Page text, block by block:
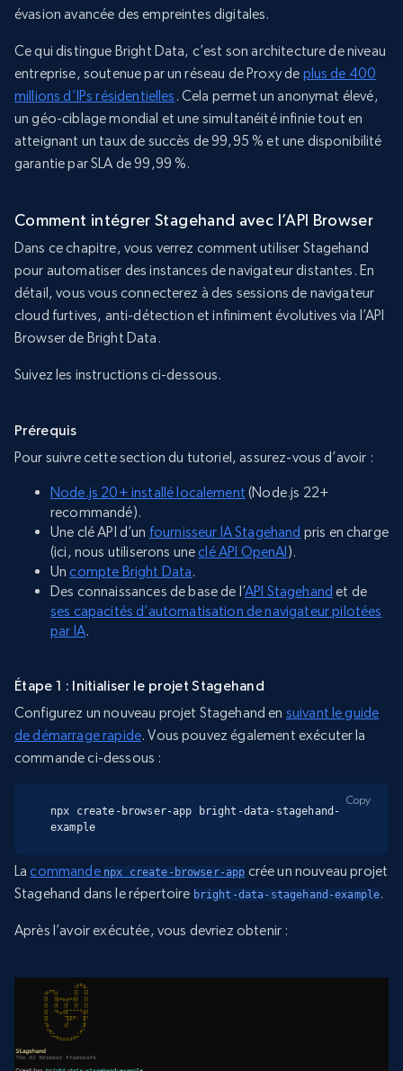
évasion avancée des empreintes digitales.
Ce qui distingue Bright Data, c’est son architecture de niveau
entreprise, soutenue par un réseau de Proxy de plus de 400
millions d’IPs résidentielles . Cela permet un anonymat élevé,
un géo-ciblage mondial et une simultanéité infinie tout en
atteignant un taux de succès de 99,95 % et une disponibilité
garantie par SLA de 99,99 %.
Comment intégrer Stagehand avec l’API Browser
Dans ce chapitre, vous verrez comment utiliser Stagehand
pour automatiser des instances de navigateur distantes. En
détail, vous vous connecterez à des sessions de navigateur
cloud furtives, anti-détection et infiniment évolutives via l’API
Browser de Bright Data.
Suivez les instructions ci-dessous.
Prérequis
Pour suivre cette section du tutoriel, assurez-vous d’avoir :
Node.js 20+ installé localement (Node.js 22+
recommandé).
Une clé API d’un fournisseur IA Stagehand pris en charge
(ici, nous utiliserons uneclé API OpenAI).
Uncompte Bright Data.
Des connaissances de base de l’API Stagehand et de
ses capacités d’automatisation de navigateur pilotées
par IA.
Étape 1 : Initialiser le projet Stagehand
Configurez un nouveau projet Stagehand en suivant le guide
de démarrage rapide. Vous pouvez également exécuter la
commande ci-dessous :
npx create-browser-app bright-data-stagehand-
example
Copy
Lacommande npx create-browser-app crée un nouveau projet
Stagehand dans le répertoire bright-data-stagehand-example.
Après l’avoir exécutée, vous devriez obtenir :